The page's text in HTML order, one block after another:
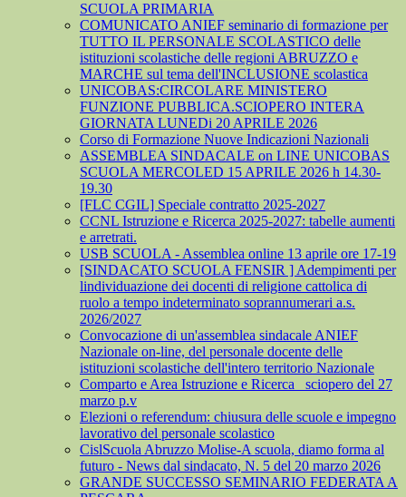
SCUOLA PRIMARIA
COMUNICATO ANIEF seminario di formazione per
TUTTO IL PERSONALE SCOLASTICO delle
istituzioni scolastiche delle regioni ABRUZZO e
MARCHE sul tema dell'INCLUSIONE scolastica
UNICOBAS:CIRCOLARE MINISTERO
FUNZIONE PUBBLICA.SCIOPERO INTERA
GIORNATA LUNEDi 20 APRILE 2026
Corso di Formazione Nuove Indicazioni Nazionali
ASSEMBLEA SINDACALE on LINE UNICOBAS
SCUOLA MERCOLED 15 APRILE 2026 h 14.30-
19.30
[FLC CGIL] Speciale contratto 2025-2027
CCNL Istruzione e Ricerca 2025-2027: tabelle aumenti
e arretrati.
USB SCUOLA - Assemblea online 13 aprile ore 17-19
[SINDACATO SCUOLA FENSIR ] Adempimenti per
lindividuazione dei docenti di religione cattolica di
ruolo a tempo indeterminato soprannumerari a.s.
2026/2027
Convocazione di un'assemblea sindacale ANIEF
Nazionale on-line, del personale docente delle
istituzioni scolastiche dell'intero territorio Nazionale
Comparto e Area Istruzione e Ricerca_ sciopero del 27
marzo p.v
Elezioni o referendum: chiusura delle scuole e impegno
lavorativo del personale scolastico
CislScuola Abruzzo Molise-A scuola, diamo forma al
futuro - News dal sindacato, N. 5 del 20 marzo 2026
GRANDE SUCCESSO SEMINARIO FEDERATA A